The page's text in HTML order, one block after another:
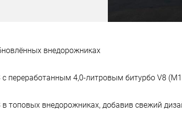
внедорожниках
переработанным 4,0-литровым битурбо V8
топовых внедорожниках, добавив свежий